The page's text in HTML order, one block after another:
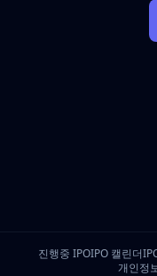
진행중 IPOIPO 캘린더
개인정